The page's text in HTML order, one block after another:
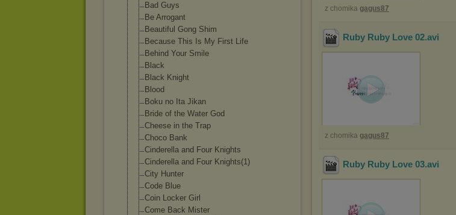
Bad Guys
Be Arrogant
Beautiful Gong Shim
Because This Is My First Life
Behind Your Smile
Black
Black Knight
Blood
Boku no Ita Jikan
Bride of the Water God
Cheese in the Trap
Choco Bank
Cinderella and Four Knights
Cinderella and Four Knights(1)
City Hunter
Code Blue
Coin Locker Girl
Come Back Mister
z chomika gagus87
Ruby Ruby Love 02.avi
z chomika gagus87
Ruby Ruby Love 03.avi